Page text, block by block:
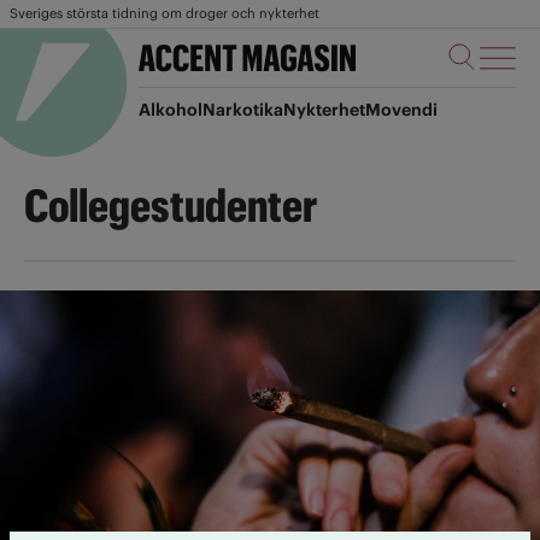
Sveriges största tidning om droger och nykterhet
AlkoholNarkotikaNykterhetMovendi
Collegestudenter